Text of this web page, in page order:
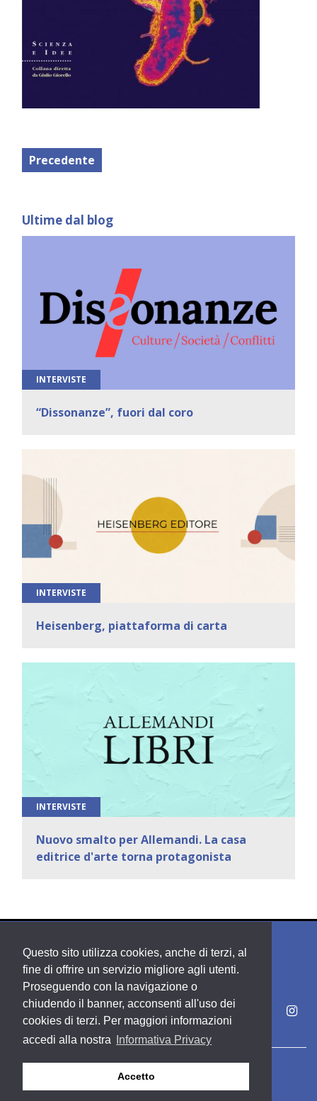
Questo sito utilizza cookies, anche di terzi, al
fine di offrire un servizio migliore agli utenti.
Proseguendo con la navigazione o
chiudendo il banner, acconsenti all'uso dei
cookies di terzi. Per maggiori informazioni
accedi alla nostra
Informativa Privacy
Accetto
Precedente
Ultime dal blog
INTERVISTE
“Dissonanze”, fuori dal coro
INTERVISTE
Heisenberg, piattaforma di carta
INTERVISTE
Nuovo smalto per Allemandi. La casa
editrice d'arte torna protagonista
Copyright PDE srl società del Gruppo Feltrinelli S. p. A.